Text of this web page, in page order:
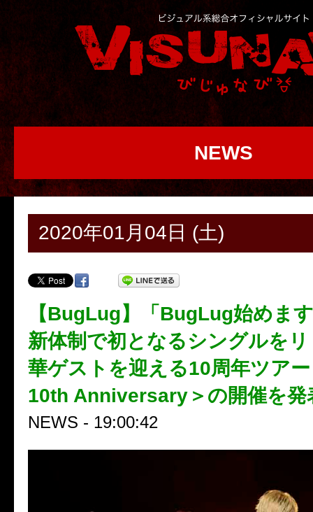
NEWS
2020年01月04日 (土)
【BugLug】「BugLug始めま
新体制で初となるシングルを
華ゲストを迎える10周年ツア
10th Anniversary＞の開催を発
NEWS - 19:00:42